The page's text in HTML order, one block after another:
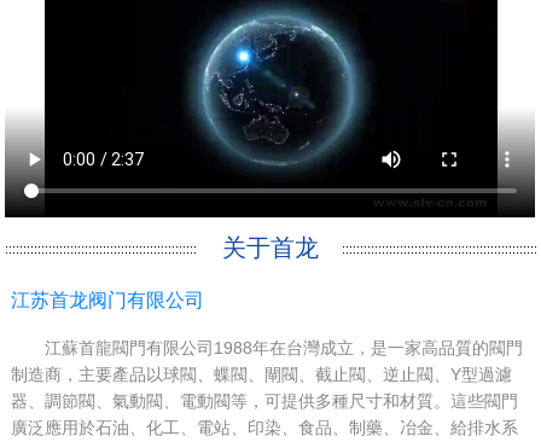
关于首龙
江苏首龙阀门有限公司
江蘇首龍閥門有限公司1988年在台灣成立，是一家高品質的閥門
制造商，主要產品以球閥、蝶閥、閘閥、截止閥、逆止閥、Y型過濾
器、調節閥、氣動閥、電動閥等，可提供多種尺寸和材質。這些閥門
廣泛應用於石油、化工、電站、印染、食品、制藥、冶金、給排水系